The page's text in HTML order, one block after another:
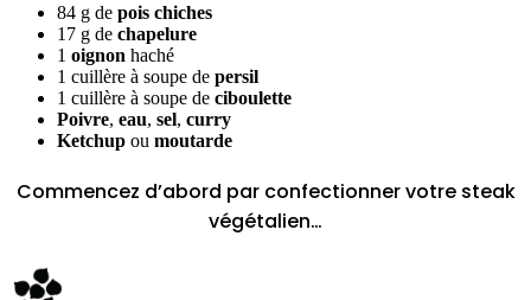
84 g de pois chiches
17 g de chapelure
1 oignon haché
1 cuillère à soupe de persil
1 cuillère à soupe de ciboulette
Poivre, eau, sel, curry
Ketchup ou moutarde
Commencez d’abord par confectionner votre steak
végétalien…